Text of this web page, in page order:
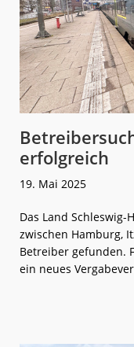
erfolgreich
19. Mai 2025
Das Land
zwischen Hamburg,
Betreiber gefunden.
ein neues